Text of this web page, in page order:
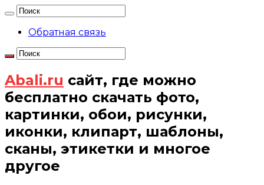
Обратная связь
Abali.ru сайт, где можно
бесплатно скачать фото,
картинки, обои, рисунки,
иконки, клипарт, шаблоны,
сканы, этикетки и многое
другое